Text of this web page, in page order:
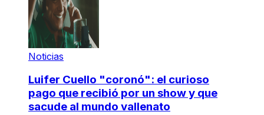
Noticias
Luifer Cuello "coronó": el curioso
pago que recibió por un show y que
sacude al mundo vallenato